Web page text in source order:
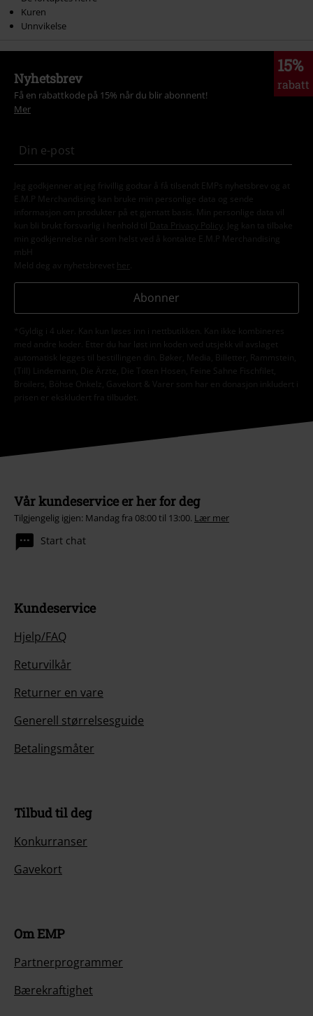
Kuren
Unnvikelse
15%
rabatt
Nyhetsbrev
Få en rabattkode på 15% når du blir abonnent!
Mer
Jeg godkjenner at jeg frivillig godtar å få tilsendt EMPs nyhetsbrev og at
E.M.P Merchandising kan bruke min personlige data og sende
informasjon om produkter på et gjentatt basis. Min personlige data vil
kun bli brukt forsvarlig i henhold til
Data Privacy Policy
. Jeg kan ta tilbake
min godkjennelse når som helst ved å kontakte E.M.P Merchandising
mbH
Meld deg av nyhetsbrevet her
Abonner
*Gyldig i 4 uker. Kan kun løses inn i nettbutikken. Kan ikke kombineres
med andre koder. Etter du har løst inn koden ved utsjekk vil avslaget
automatisk legges til bestillingen din. Bøker, Media, Billetter, Rammstein,
(Till) Lindemann, Die Ärzte, Die Toten Hosen, Feine Sahne Fischfilet,
Broilers, Böhse Onkelz, Gavekort & Varer som har en donasjon inkludert i
prisen er ekskludert fra tilbudet.
Vår kundeservice er her for deg
Tilgjengelig igjen: Mandag fra 08:00 til 13:00. Lær mer
Start chat
Kundeservice
Hjelp/FAQ
Returvilkår
Returner en vare
Generell størrelsesguide
Betalingsmåter
Tilbud til deg
Konkurranser
Gavekort
Om EMP
Partnerprogrammer
Bærekraftighet